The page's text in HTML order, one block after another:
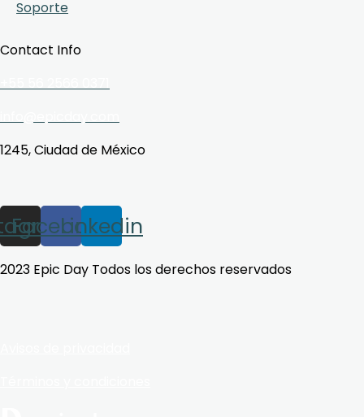
Soporte
Contact Info
1245, Ciudad de México
Facebook
Linkedin
2023 Epic Day Todos los derechos reservados